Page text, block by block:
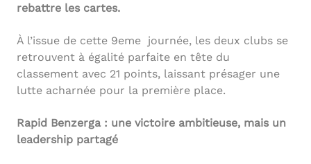
rebattre les cartes.
À l’issue de cette 9eme journée, les deux clubs se
retrouvent à égalité parfaite en tête du
classement avec 21 points, laissant présager une
lutte acharnée pour la première place.
Rapid Benzerga : une victoire ambitieuse, mais un
leadership partagé